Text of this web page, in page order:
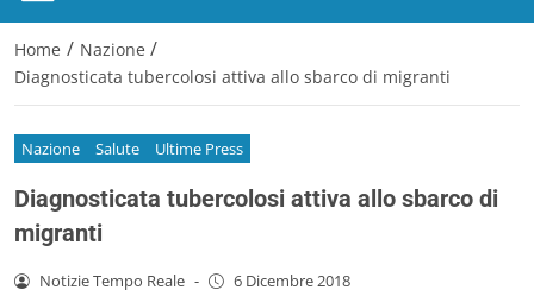
Home / Nazione /
Diagnosticata tubercolosi attiva allo sbarco di migranti
Nazione Salute Ultime Press
Diagnosticata tubercolosi attiva allo sbarco di
migranti
Notizie Tempo Reale - 6 Dicembre 2018